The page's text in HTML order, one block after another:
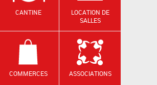
CANTINE
LOCATION DE
SALLES
COMMERCES ASSOCIATIONS